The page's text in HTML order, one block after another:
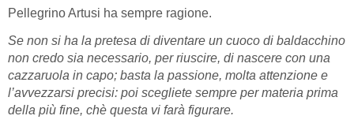
Pellegrino Artusi ha sempre ragione.
Se non si ha la pretesa di diventare un cuoco di baldacchino
non credo sia necessario, per riuscire, di nascere con una
cazzaruola in capo; basta la passione, molta attenzione e
l’avvezzarsi precisi: poi scegliete sempre per materia prima
della più fine, chè questa vi farà figurare.